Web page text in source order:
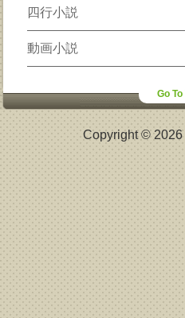
四行小説
動画小説
Go To
Copyright ©